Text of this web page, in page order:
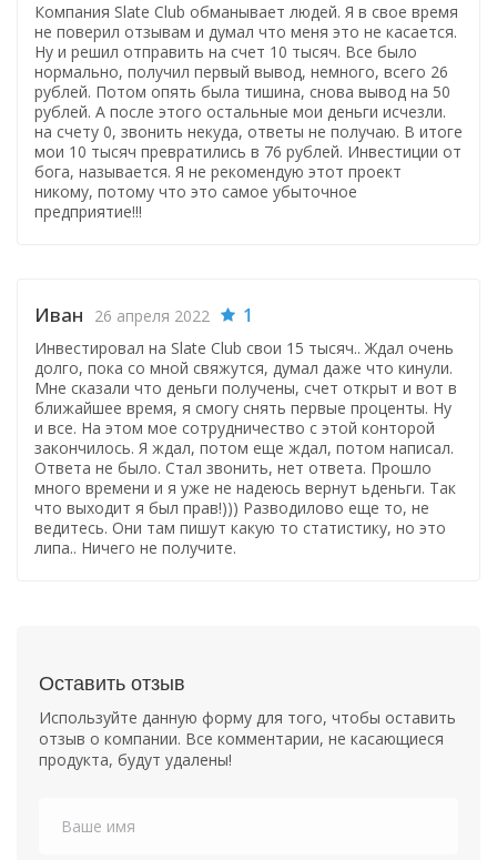
Компания Slate Club обманывает людей. Я в свое время
не поверил отзывам и думал что меня это не касается.
Ну и решил отправить на счет 10 тысяч. Все было
нормально, получил первый вывод, немного, всего 26
рублей. Потом опять была тишина, снова вывод на 50
рублей. А после этого остальные мои деньги исчезли.
на счету 0, звонить некуда, ответы не получаю. В итоге
мои 10 тысяч превратились в 76 рублей. Инвестиции от
бога, называется. Я не рекомендую этот проект
никому, потому что это самое убыточное
предприятие!!!
Иван 26 апреля 2022 1
Инвестировал на Slate Club свои 15 тысяч.. Ждал очень
долго, пока со мной свяжутся, думал даже что кинули.
Мне сказали что деньги получены, счет открыт и вот в
ближайшее время, я смогу снять первые проценты. Ну
и все. На этом мое сотрудничество с этой конторой
закончилось. Я ждал, потом еще ждал, потом написал.
Ответа не было. Стал звонить, нет ответа. Прошло
много времени и я уже не надеюсь вернут ьденьги. Так
что выходит я был прав!))) Разводилово еще то, не
ведитесь. Они там пишут какую то статистику, но это
липа.. Ничего не получите.
Оставить отзыв
Используйте данную форму для того, чтобы оставить
отзыв о компании. Все комментарии, не касающиеся
продукта, будут удалены!